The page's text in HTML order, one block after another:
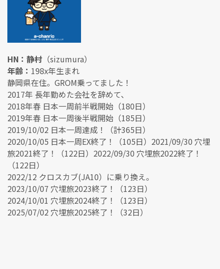
HN：静村 （sizumura）
年齢： 198x年生まれ
静岡県在住。GROM乗ってました！
2017年 長年勤めた会社を辞めて、
2018年春 日本一周前半戦開始（180日）
2019年春 日本一周後半戦開始（185日）
2019/10/02 日本一周達成！（計365日）
2020/10/05 日本一周EX終了！（105日）2021/09/30 穴埋
旅2021終了！（122日）2022/09/30 穴埋旅2022終了！
（122日）
2022/12 クロスカブ(JA10）に乗り換え。
2023/10/07 穴埋旅2023終了！（123日）
2024/10/01 穴埋旅2024終了！（123日）
2025/07/02 穴埋旅2025終了！（32日）